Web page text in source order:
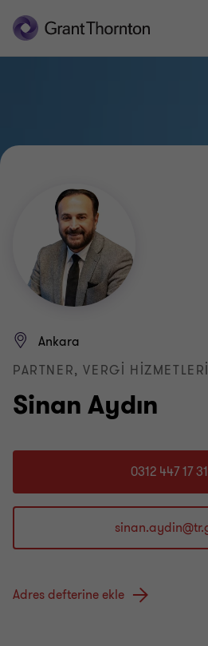
Sinan Aydın
Ankara
PARTNER, VERGI HIZMETLERI
0312 447 17 31
Adres defterine ekle